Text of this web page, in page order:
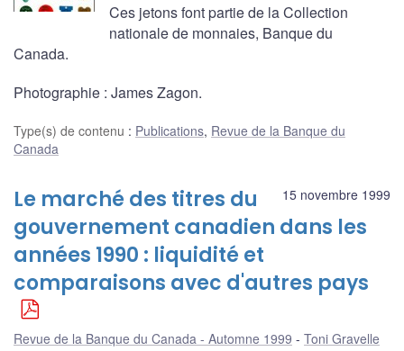
Ces jetons font partie de la Collection
nationale de monnaies, Banque du
Canada.
Photographie : James Zagon.
Type(s) de contenu : Publications, Revue de la Banque du
Canada
15 novembre 1999
Le marché des titres du
gouvernement canadien dans les
années 1990 : liquidité et
comparaisons avec d'autres pays
Revue de la Banque du Canada - Automne 1999 Toni Gravelle